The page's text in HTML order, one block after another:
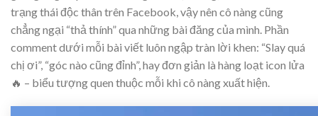
trạng thái độc thân trên Facebook, vậy nên cô nàng cũng
chẳng ngại “thả thính” qua những bài đăng của mình. Phần
comment dưới mỗi bài viết luôn ngập tràn lời khen: “Slay quá
chị ơi”, “góc nào cũng đỉnh”, hay đơn giản là hàng loạt icon lửa
🔥 – biểu tượng quen thuộc mỗi khi cô nàng xuất hiện.